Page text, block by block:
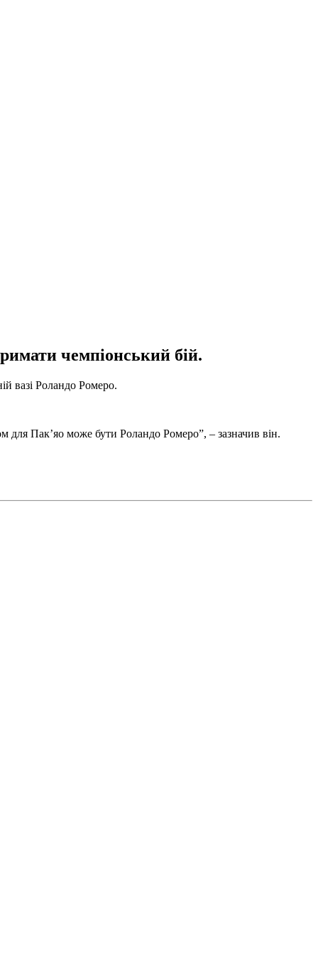
чемпіонський бій.
вазі Роландо Ромеро.
для Пак’яо може бути Роландо Ромеро”, – зазначив він.